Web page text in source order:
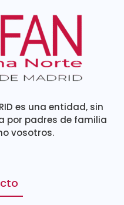
es una entidad, sin
por padres de familia
vosotros.